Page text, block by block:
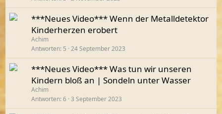
***Neues Video*** Wenn der Metalldetektor
Kinderherzen erobert
Achim
Antworten 5 24 September 2023
***Neues Video*** Was tun wir unseren
Kindern bloß an | Sondeln unter Wasser
Achim
Antworten 6 3 September 2023